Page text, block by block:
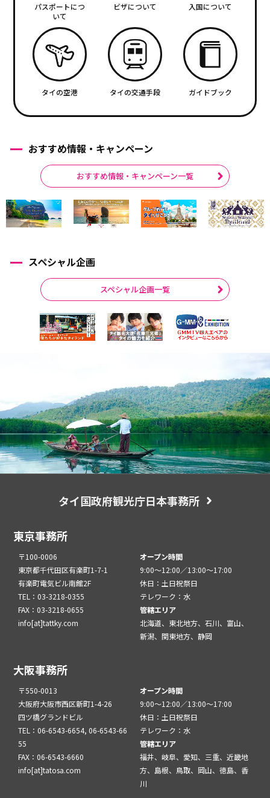
パスポートにつ
いて
ビザについて 入国について
タイの空港 タイの交通手段 ガイドブック
おすすめ情報・キャンペーン
おすすめ情報・キャンペーン一覧
スペシャル企画
スペシャル企画一覧
タイ国政府観光庁日本事務所
東京事務所
〒100-0006
東京都千代田区有楽町1-7-1
有楽町電気ビル南館2F
TEL：03-3218-0355
FAX：03-3218-0655
info[at]tattky.com
オープン時間
9:00～12:00／13:00～17:00
休日：土日祝祭日
テレワーク：水
管轄エリア
北海道、東北地方、石川、富山、
新潟、関東地方、静岡
大阪事務所
〒550-0013
大阪府大阪市西区新町1-4-26
四ツ橋グランドビル
TEL：06-6543-6654, 06-6543-66
55
FAX：06-6543-6660
info[at]tatosa.com
オープン時間
9:00～12:00／13:00～17:00
休日：土日祝祭日
テレワーク：水
管轄エリア
福井、岐阜、愛知、三重、近畿地
方、島根、鳥取、岡山、徳島、香
川